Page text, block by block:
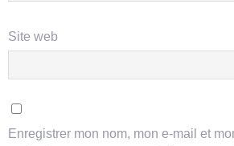
Site web
Enregistrer mon nom, mon e-mail et